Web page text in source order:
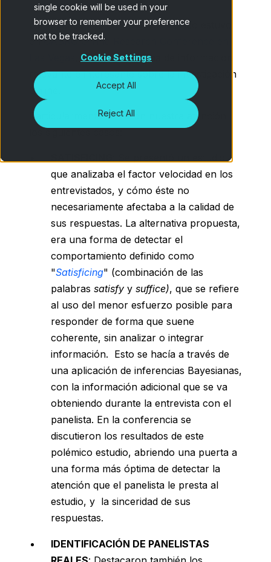
single cookie will be used in your
browser to remember your preference
not to be tracked.
Cookie Settings
Accept All
Reject All
parte del equipo de Netquest México estuvo
enCASRO Online Research Conference en
, conferencia llena de información
relevante e interesante sobre la investigación
Online.
Particularmente llamaron nuestra atención
que analizaba el factor velocidad en los
entrevistados, y cómo éste no
necesariamente afectaba a la calidad de
sus respuestas. La alternativa propuesta,
era una forma de detectar el
comportamiento definido como
"Satisficing" (combinación de las
palabras satisfy y suffice), que se refiere
al uso del menor esfuerzo posible para
responder de forma que suene
coherente, sin analizar o integrar
información. Esto se hacía a través de
una aplicación de inferencias Bayesianas,
con la información adicional que se va
obteniendo durante la entrevista con el
panelista. En la conferencia se
discutieron los resultados de este
polémico estudio, abriendo una puerta a
una forma más óptima de detectar la
atención que el panelista le presta al
estudio, y la sinceridad de sus
respuestas.
IDENTIFICACIÓN DE PANELISTAS